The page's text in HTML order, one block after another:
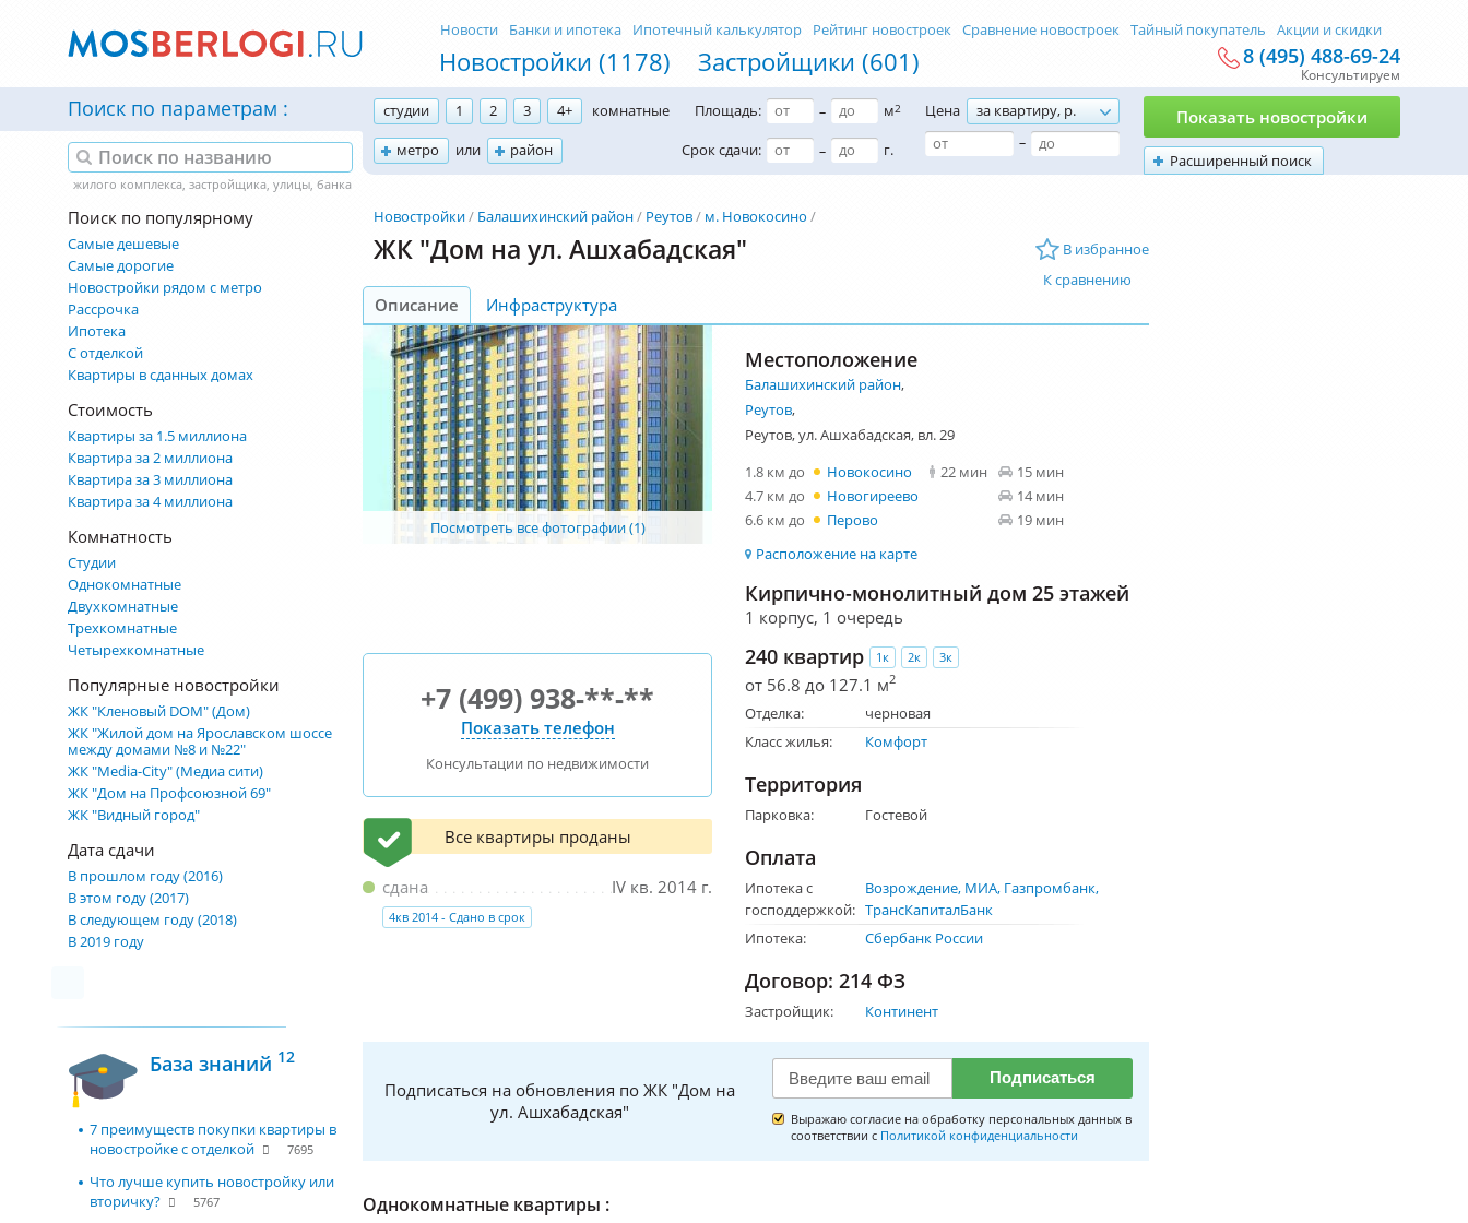
Новостройки (1178) Застройщики (601)
Новости Банки и ипотека Ипотечный калькулятор Рейтинг новостроек Сравнение новостроек Тайный покупатель Акции и скидки
8 (495) 488-69-24
Консультируем
Поиск по параметрам студии 1 2 3 4+
комнатные
метро
или район
Площадь: – м2
Срок сдачи: – г.
Цена
за квартиру, р.
–
Расширенный поиск
Показать новостройки
Поиск по популярному
Самые дешевые
Самые дорогие
Новостройки рядом с метро
Рассрочка
Ипотека
С отделкой
Квартиры в сданных домах
Стоимость
Квартиры за 1.5 миллиона
Квартира за 2 миллиона
Квартира за 3 миллиона
Квартира за 4 миллиона
Комнатность
Студии
Однокомнатные
Двухкомнатные
Трехкомнатные
Четырехкомнатные
Популярные новостройки
ЖК "Кленовый DOM" (Дом)
ЖК "Жилой дом на Ярославском шоссе
между домами №8 и №22"
ЖК "Media-City" (Медиа сити)
ЖК "Дом на Профсоюзной 69"
ЖК "Видный город"
Дата сдачи
В прошлом году (2016)
В этом году (2017)
В следующем году (2018)
В 2019 году
База знаний 12
7 преимуществ покупки квартиры в
новостройке с отделкой
7695
Что лучше купить новостройку или
вторичку?
5767
Новостройки Балашихинский район Реутов
м. Новокосино
В избранное
К сравнению
ЖК "Дом на ул. Ашхабадская"
Описание Инфраструктура
Посмотреть все фотографии (1)
+7 (499) 938-**-**
Показать телефон
Консультации по недвижимости
Все квартиры проданы
IV кв. 2014 г.
сдана
4кв 2014 - Сдано в срок
Местоположение
Балашихинский район,
Реутов,
Реутов, ул. Ашхабадская, вл. 29
1.8 км до
Новокосино 22 мин
15 мин
4.7 км до
Новогиреево
14 мин
6.6 км до
Перово
19 мин
Расположение на карте
Кирпично-монолитный дом 25 этажей
1 корпус, 1 очередь
240 квартир 1к 2к 3к
от 56.8 до 127.1 м2
Отделка:
черновая
Класс жилья:
Комфорт
Территория
Парковка: Гостевой
Оплата
Ипотека с
господдержкой:
Возрождение МИА Газпромбанк
ТрансКапиталБанк
Ипотека:
Сбербанк России
Договор: 214 ФЗ
Застройщик: Континент
Подписаться на обновления по ЖК "Дом на
ул. Ашхабадская"
Подписаться
Выражаю согласие на обработку персональных данных в
соответствии с Политикой конфиденциальности
Однокомнатные квартиры :